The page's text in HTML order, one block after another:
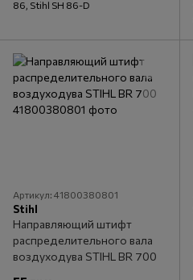
86, Stihl SH 86-D
Артикул: 41800380801
Stihl
Направляющий штифт
распределительного вала
воздуходува STIHL BR 700